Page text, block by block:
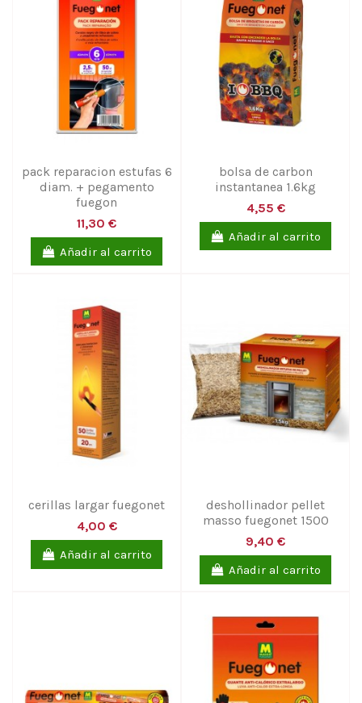
pack reparacion estufas 6
diam. + pegamento
fuegon
11,30 €
Añadir al carrito
bolsa de carbon
instantanea 1.6kg
4,55 €
Añadir al carrito
cerillas largar fuegonet
4,00 €
Añadir al carrito
deshollinador pellet
masso fuegonet 1500
9,40 €
Añadir al carrito